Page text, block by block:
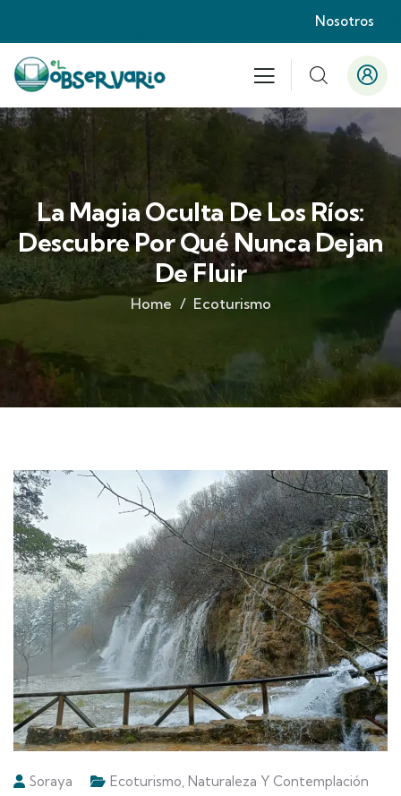
Nosotros
La Magia Oculta De Los Ríos:
Descubre Por Qué Nunca Dejan
De Fluir
Home Ecoturismo
Soraya Ecoturismo Naturaleza Y Contemplación